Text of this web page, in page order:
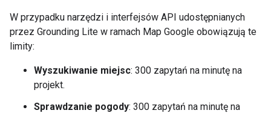
W przypadku narzędzi i interfejsów API udostępnianych
przez Grounding Lite w ramach Map Google obowiązują te
limity:
Wyszukiwanie miejsc: 300 zapytań na minutę na
projekt.
Sprawdzanie pogody: 300 zapytań na minutę na